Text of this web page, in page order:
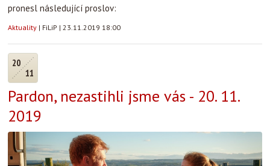
pronesl následující proslov:
Aktuality | FiLiP | 23.11.2019 18:00
20
11
Pardon, nezastihli jsme vás - 20. 11.
2019